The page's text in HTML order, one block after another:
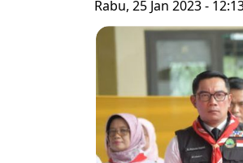
Rabu, 25 Jan 2023 -